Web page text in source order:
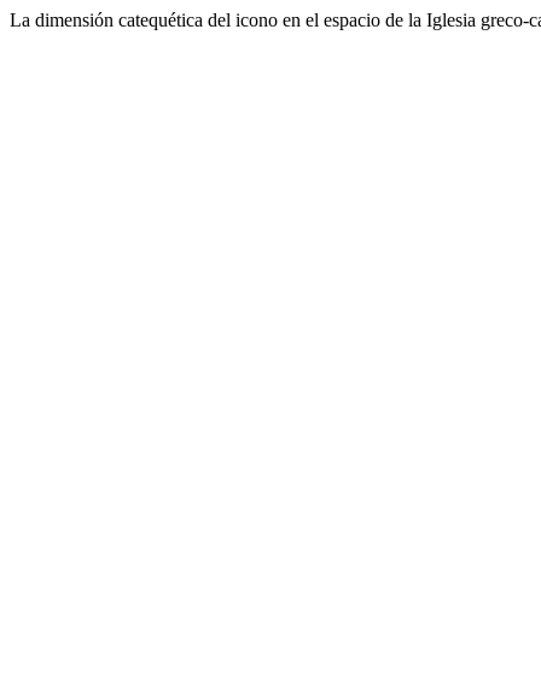
La dimensión catequética del icono en el espacio de la Iglesia greco-